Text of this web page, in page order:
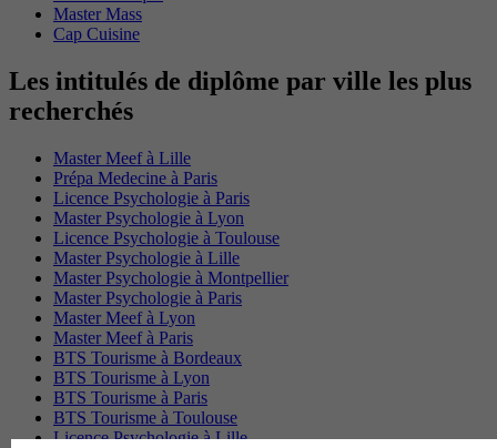
Master Mass
Cap Cuisine
Les intitulés de diplôme par ville les plus
recherchés
Master Meef à Lille
Prépa Medecine à Paris
Licence Psychologie à Paris
Master Psychologie à Lyon
Licence Psychologie à Toulouse
Master Psychologie à Lille
Master Psychologie à Montpellier
Master Psychologie à Paris
Master Meef à Lyon
Master Meef à Paris
BTS Tourisme à Bordeaux
BTS Tourisme à Lyon
BTS Tourisme à Paris
BTS Tourisme à Toulouse
Licence Psychologie à Lille